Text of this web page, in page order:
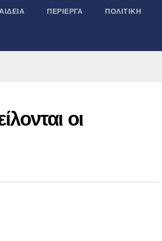
ΠΕΡΙΕΡΓΑ ΠΟΛΙΤΙΚΗ
οι